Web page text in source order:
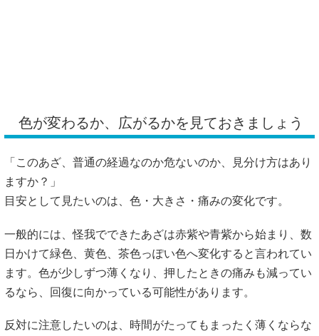
色が変わるか、広がるかを見ておきましょう
「このあざ、普通の経過なのか危ないのか、見分け方はあり
ますか？」
目安として見たいのは、色・大きさ・痛みの変化です。
一般的には、怪我でできたあざは赤紫や青紫から始まり、数
日かけて緑色、黄色、茶色っぽい色へ変化すると言われてい
ます。色が少しずつ薄くなり、押したときの痛みも減ってい
るなら、回復に向かっている可能性があります。
反対に注意したいのは、時間がたってもまったく薄くならな